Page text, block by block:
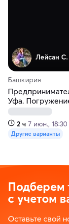
Лейсан С.
Башкирия
Уфа.
уфимского
2 ч 7 июн.,
Другие варианты
Подберем
с учетом
Оставьте свой